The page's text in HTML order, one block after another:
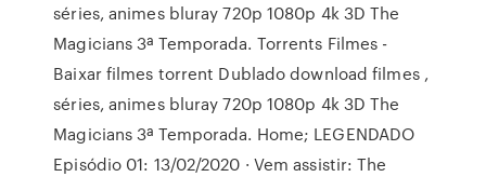
séries, animes bluray 720p 1080p 4k 3D The
Magicians 3ª Temporada. Torrents Filmes -
Baixar filmes torrent Dublado download filmes ,
séries, animes bluray 720p 1080p 4k 3D The
Magicians 3ª Temporada. Home; LEGENDADO
Episódio 01: 13/02/2020 · Vem assistir: The